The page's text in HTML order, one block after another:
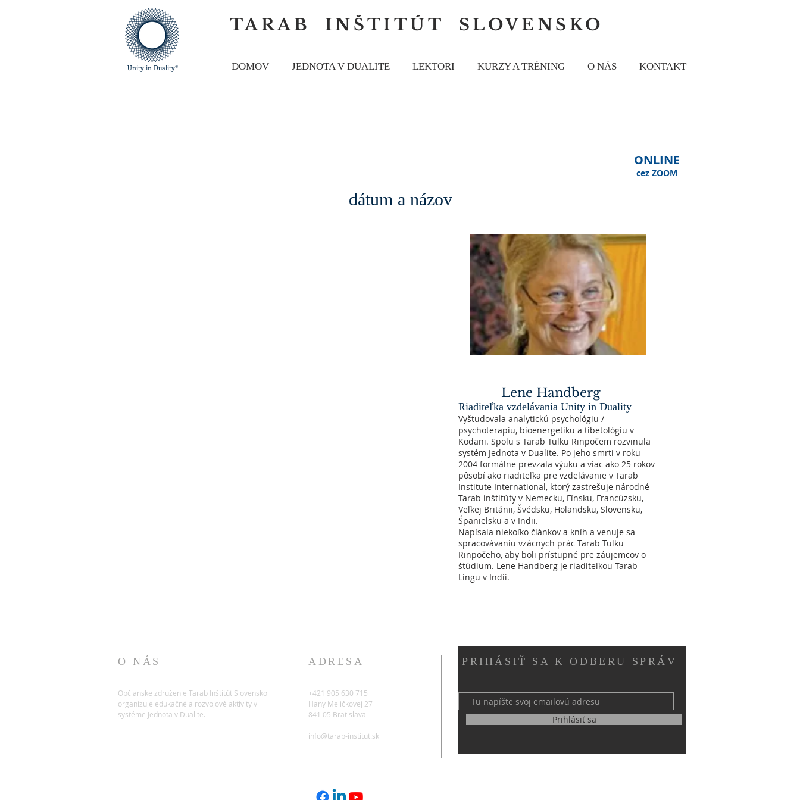
Unity in Duality®
TARAB INŠTITÚT SLOVENSKO
DOMOV JEDNOTA V DUALITE LEKTORI KURZY A TRÉNING O NÁS KONTAKT
ONLINE
cez ZOOM
dátum a názov
Lene Handberg
Riaditeľka vzdelávania Unity in Duality
Vyštudovala analytickú psychológiu /
psychoterapiu, bioenergetiku a tibetológiu v
Kodani. Spolu s Tarab Tulku Rinpočem rozvinula
systém Jednota v Dualite. Po jeho smrti v roku
2004 formálne prevzala výuku a viac ako 25 rokov
pôsobí ako riaditeľka pre vzdelávanie v Tarab
Institute International, ktorý zastrešuje národné
Tarab inštitúty v Nemecku, Fínsku, Francúzsku,
Veľkej Británii, Švédsku, Holandsku, Slovensku,
Śpanielsku a v Indii.
Napísala niekoľko článkov a kníh a venuje sa
spracovávaniu vzácnych prác Tarab Tulku
Rinpočeho, aby boli prístupné pre záujemcov o
štúdium. Lene Handberg je riaditeľkou Tarab
Lingu v Indii.
O NÁS
Občianske združenie Tarab Inštitút Slovensko
organizuje edukačné a rozvojové aktivity v
systéme Jednota v Dualite.
ADRESA
+421 905 630 715
Hany Meličkovej 27
841 05 Bratislava
info@tarab-institut.sk
PRIHÁSIŤ SA K ODBERU SPRÁV
Prihlásiť sa